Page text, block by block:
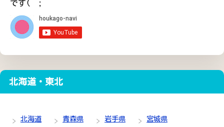
です(^^;
北海道・東北
北海道 青森県 岩手県 宮城県